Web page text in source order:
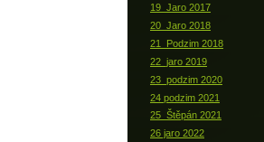
19_Jaro 2017
20_Jaro 2018
21_Podzim 2018
22_jaro 2019
23_podzim 2020
24 podzim 2021
25_Štěpán 2021
26 jaro 2022